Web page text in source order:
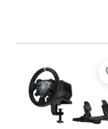
Beoordeling is 10